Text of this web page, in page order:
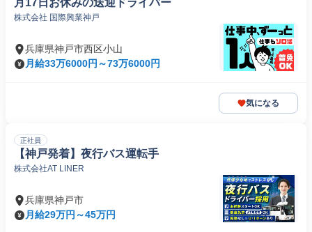
月17日お休みの送迎ドライバー
株式会社 国際興業神戸
兵庫県神戸市西区小山
月給33万6000円～73万6000円
気になる
正社員
【神戸発着】夜行バス運転手
株式会社AT LINER
兵庫県神戸市
月給29万円～45万円